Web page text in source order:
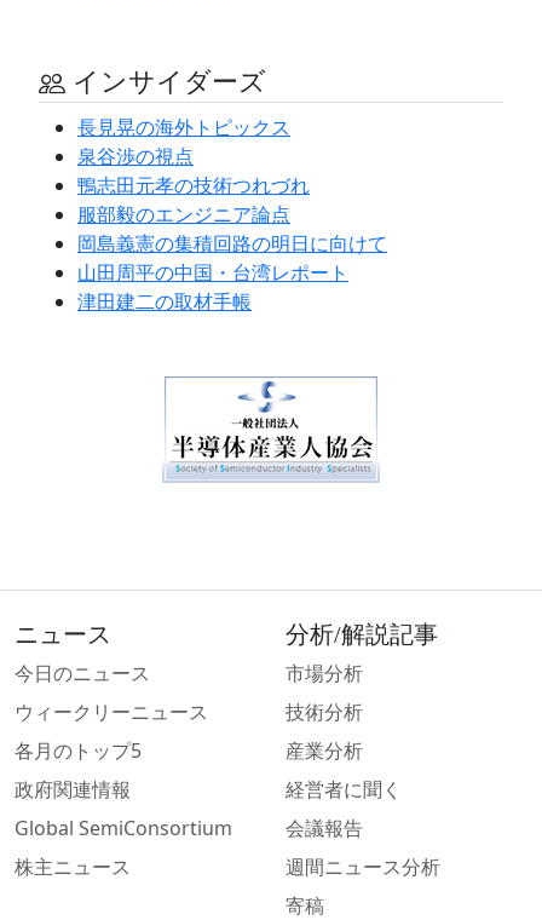
インサイダーズ
長見晃の海外トピックス
泉谷渉の視点
鴨志田元孝の技術つれづれ
服部毅のエンジニア論点
岡島義憲の集積回路の明日に向けて
山田周平の中国・台湾レポート
津田建二の取材手帳
ニュース
今日のニュース
ウィークリーニュース
各月のトップ5
政府関連情報
Global SemiConsortium
株主ニュース
分析/解説記事
市場分析
技術分析
産業分析
経営者に聞く
会議報告
週間ニュース分析
寄稿